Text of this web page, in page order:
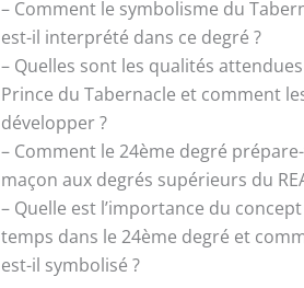
– Comment le symbolisme du
est-il interprété dans ce degré ?
– Quelles sont les qualités attendues
Prince du Tabernacle et comment
développer ?
– Comment le 24ème degré
maçon aux degrés supérieurs du
– Quelle est l’importance du
temps dans le 24ème degré et
est-il symbolisé ?